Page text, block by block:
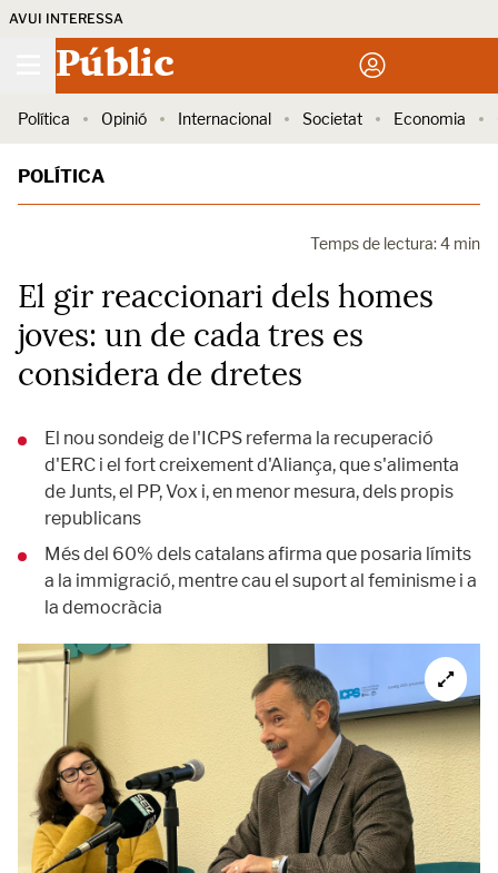
AVUI INTERESSA
Públic
Política Opinió Internacional Societat Economia
POLÍTICA
Temps de lectura: 4 min
El gir reaccionari dels homes
joves: un de cada tres es
considera de dretes
El nou sondeig de l'ICPS referma la recuperació
d'ERC i el fort creixement d'Aliança, que s'alimenta
de Junts, el PP, Vox i, en menor mesura, dels propis
republicans
Més del 60% dels catalans afirma que posaria límits
a la immigració, mentre cau el suport al feminisme i a
la democràcia